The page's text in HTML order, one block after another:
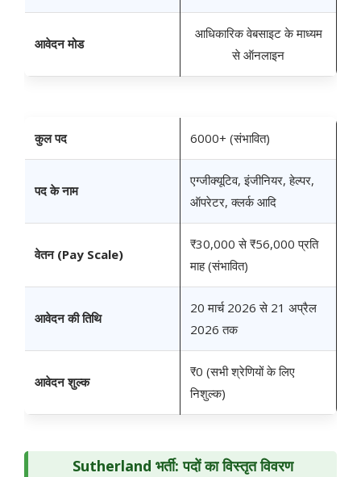
आवेदन मोड
आधिकारिक वेबसाइट के माध्यम
से ऑनलाइन
कुल पद 6000+ (संभावित)
पद के नाम
एग्जीक्यूटिव, इंजीनियर, हेल्पर,
ऑपरेटर, क्लर्क आदि
वेतन (Pay Scale)
₹30,000 से ₹56,000 प्रति
माह (संभावित)
आवेदन की तिथि
20 मार्च 2026 से 21 अप्रैल
2026 तक
आवेदन शुल्क
₹0 (सभी श्रेणियों के लिए
निशुल्क)
Sutherland भर्ती: पदों का विस्तृत विवरण